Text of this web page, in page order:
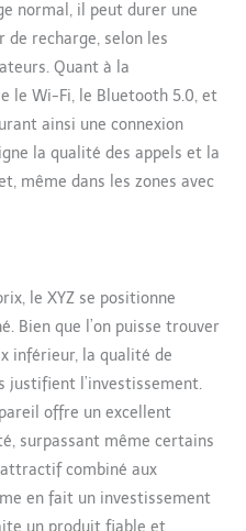
normal, il peut durer une
de recharge, selon les
Quant à la
le Wi-Fi, le Bluetooth 5.0, et
ainsi une connexion
la qualité des appels et la
même dans les zones avec
le XYZ se positionne
Bien que l’on puisse trouver
inférieur, la qualité de
justifient l’investissement.
offre un excellent
surpassant même certains
combiné aux
en fait un investissement